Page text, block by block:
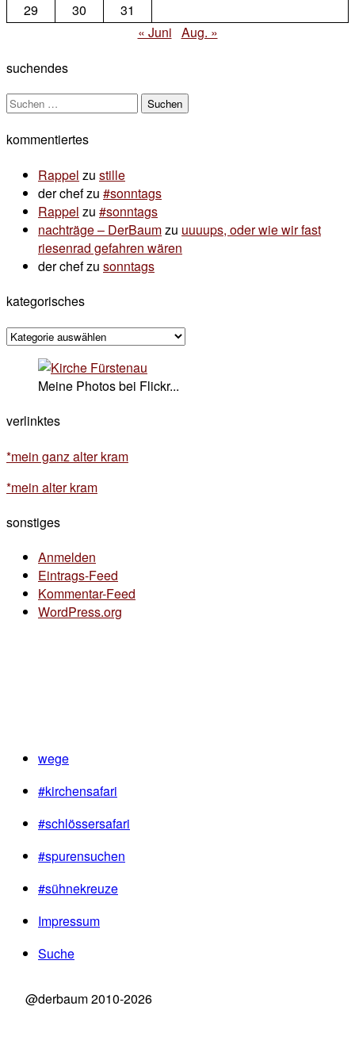
29
30
31
« Juni Aug. »
suchendes
Suchen
kommentiertes
Rappel zu stille
der chefzu #sonntags
Rappel zu #sonntags
nachträge – DerBaumzu uuuups, oder wie wir fast
riesenrad gefahren wären
der chefzu sonntags
kategorisches
kategorisches
Meine Photos bei Flickr...
verlinktes
*mein ganz alter kram
*mein alter kram
sonstiges
Anmelden
Eintrags-Feed
Kommentar-Feed
WordPress.org
wege
#kirchensafari
#schlössersafari
#spurensuchen
#sühnekreuze
Impressum
Suche
@derbaum 2010-2026